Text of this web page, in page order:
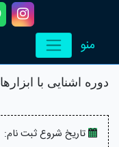
منو
دوره اشنایی با
تاریخ شروع ثبت نام: